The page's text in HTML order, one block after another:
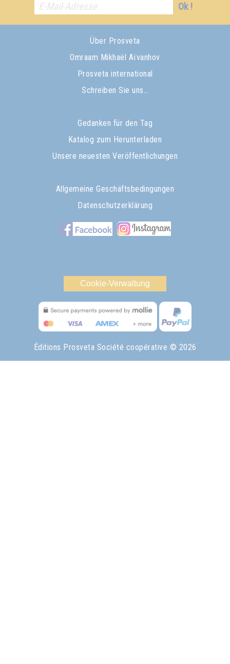
Ok !
Über Prosveta
Omraam Mikhaël Aïvanhov
Prosveta international
Schreiben Sie uns…
Gedanken für den Tag
Katalog zum Herunterladen
Unsere neuesten Veröffentlichungen
Allgemeine Geschäftsbedingungen
Datenschutzerklärung
Cookie-Verwaltung
Éditions Prosveta Société coopérative © 2026